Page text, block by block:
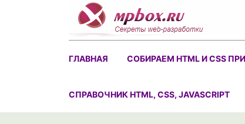
ГЛАВНАЯ СОБИРАЕМ HTML И CSS
CПРАВОЧНИК HTML, CSS, JAVASCRIPT